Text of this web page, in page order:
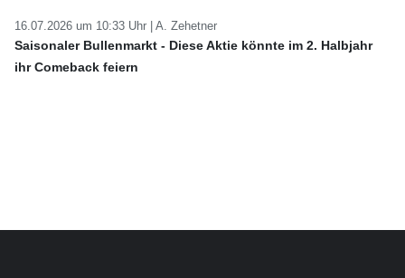
16.07.2026 um 10:33 Uhr | A. Zehetner
Saisonaler Bullenmarkt - Diese Aktie könnte im 2. Halbjahr
ihr Comeback feiern